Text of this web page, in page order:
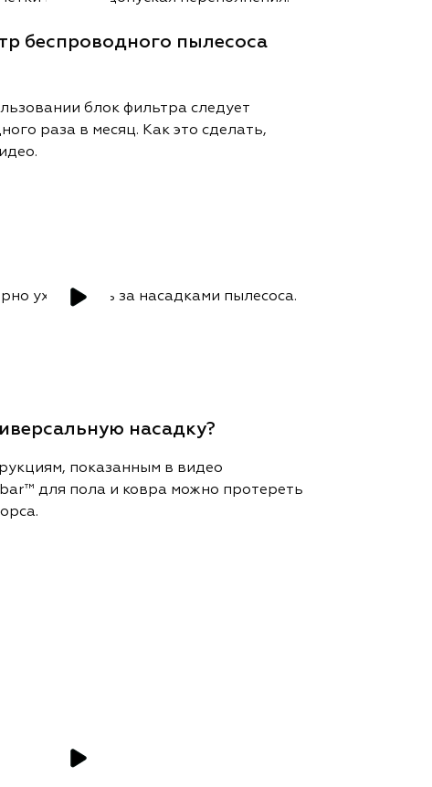
беспроводного пылесоса
блок фильтра следует
раза в месяц. Как это сделать,
насадку?
показанным в видео
для пола и ковра можно протереть